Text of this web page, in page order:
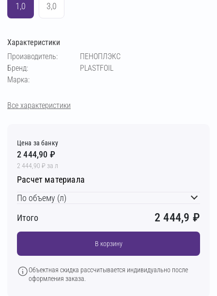
1,0 3,0
Характеристики
Производитель:
ПЕНОПЛЭКС
Бренд:
PLASTFOIL
Марка:
Все характеристики
Цена за банку
2 444,90 ₽
2 444,90 ₽ за л
Расчет материала
По объему (л)
Итого
2 444,9 ₽
В корзину
Объектная скидка рассчитывается индивидуально после
оформления заказа.